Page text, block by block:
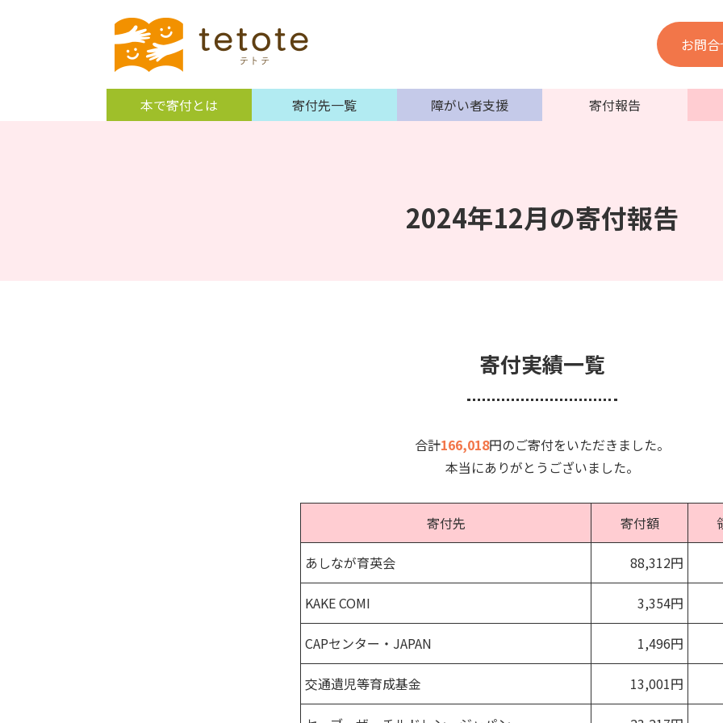
お問
本で寄付とは 寄付先一覧 障がい者支援 寄付報告
2024年12月の寄付報告
寄付実績一覧
合計166,018円のご寄付をいただきました。
本当にありがとうございました。
寄付先 寄付額
あしなが育英会 88,312円
KAKE COMI 3,354円
CAPセンター・JAPAN 1,496円
交通遺児等育成基金 13,001円